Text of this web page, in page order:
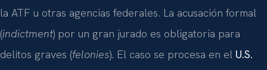
la ATF u otras agencias federales. La acusación formal
(indictment) por un gran jurado es obligatoria para
delitos graves (felonies). El caso se procesa en el U.S.